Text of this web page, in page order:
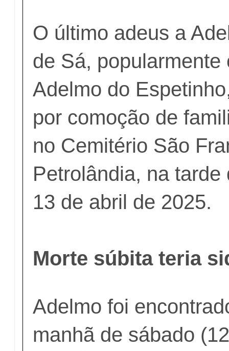
O último adeus a
de Sá,
Adelmo do
por comoção de
no Cemitério São
Petrolândia, na
13 de abril de 2025.
Morte súbita teria
Adelmo foi
manhã de sábado